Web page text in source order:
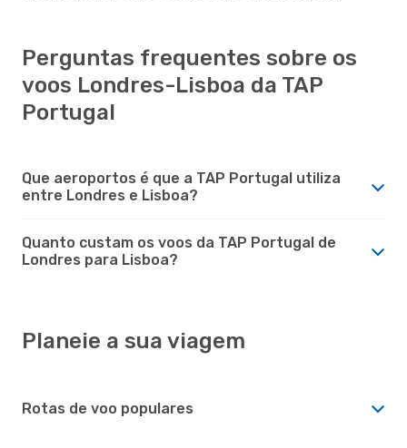
Perguntas frequentes sobre os
voos Londres-Lisboa da TAP
Portugal
Que aeroportos é que a TAP Portugal utiliza
entre Londres e Lisboa?
Quanto custam os voos da TAP Portugal de
Londres para Lisboa?
Planeie a sua viagem
Rotas de voo populares